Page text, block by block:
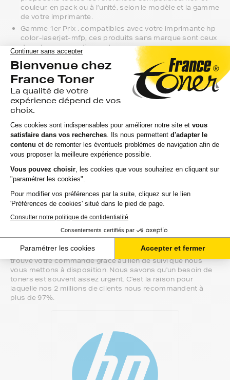
couleur, en pack ou à l’unité, selon le modèle et la gamme
de votre imprimante.
Gamme 1er Prix : compatibles avec votre imprimante hp
color-laserjet-mfp, ces produits sans marque sont ceux
de notre gamme discount.
Marque constructeur : si vous avez l'habitude d'aller
chercher vos toners hp color-laserjet-mfp en magasin,
gagnez du temps en vous faisant livrer directement chez
vous.
Si vous avez la moindre question sur la
compatibilité de votre produit avec votre
imprimante hp color-laserjet-mfp, nous
sommes à votre écoute.
Notre équipe de conseillers saura vous accompagner sur le
disponibles soit par message au sein de votre espace client
ou directement par téléphone.
Une fois votre choix effectué, votre paiement est effectué
paiements sont proposés selon vos besoins.
quitter notre entrepôt. Vous saurez à tout moment où se
trouve votre commande grâce au lien de suivi que nous
vous mettons à disposition. Nous savons qu'un besoin de
toners est souvent assez urgent. C'est la raison pour
laquelle nos 2 millions de clients nous recommandent à
plus de 97%.